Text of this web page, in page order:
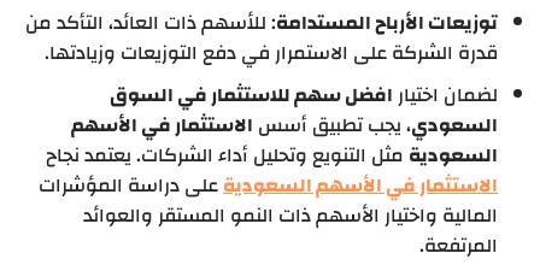
توزيعات الأرباح المستدامة: للأسهم ذات العائد، التأكد من
قدرة الشركة على الاستمرار في دفع التوزيعات وزيادتها.
لضمان اختيارافضل سهم للاستثمار في السوق
السعودي، يجب تطبيق أسس الاستثمار في الأسهم
السعودية مثل التنويع وتحليل أداء الشركات. يعتمد نجاح
الاستثمار في الأسهم السعوديةعلى دراسة المؤشرات
المالية واختيار الأسهم ذات النمو المستقر والعوائد
المرتفعة.